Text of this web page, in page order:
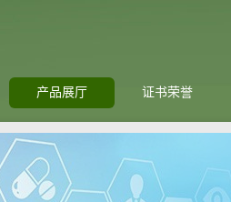
产品展厅 证书荣誉